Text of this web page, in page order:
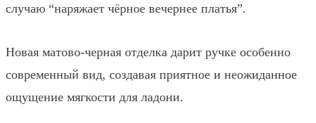
случаю “наряжает чёрное вечернее платья”.
Новая матово-черная отделка дарит ручке особенно
современный вид, создавая приятное и неожиданное
ощущение мягкости для ладони.